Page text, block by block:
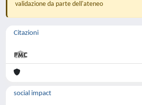
validazione da parte dell'ateneo
Citazioni
social impact